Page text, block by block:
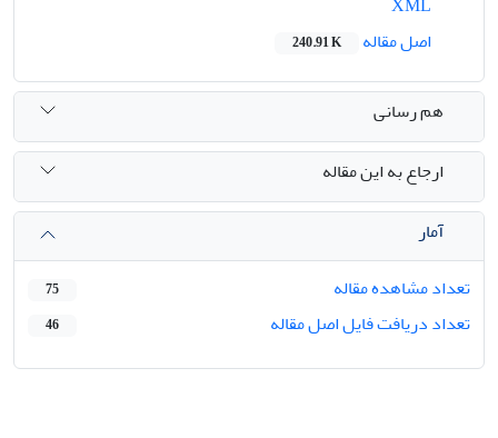
اصل مقاله
240.91 K
هم رسانی
ارجاع به این مقاله
آمار
تعداد مشاهده مقاله
75
تعداد دریافت فایل اصل مقاله 46